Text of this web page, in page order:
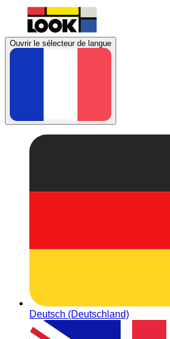
Ouvrir le sélecteur de langue
Deutsch (Deutschland)